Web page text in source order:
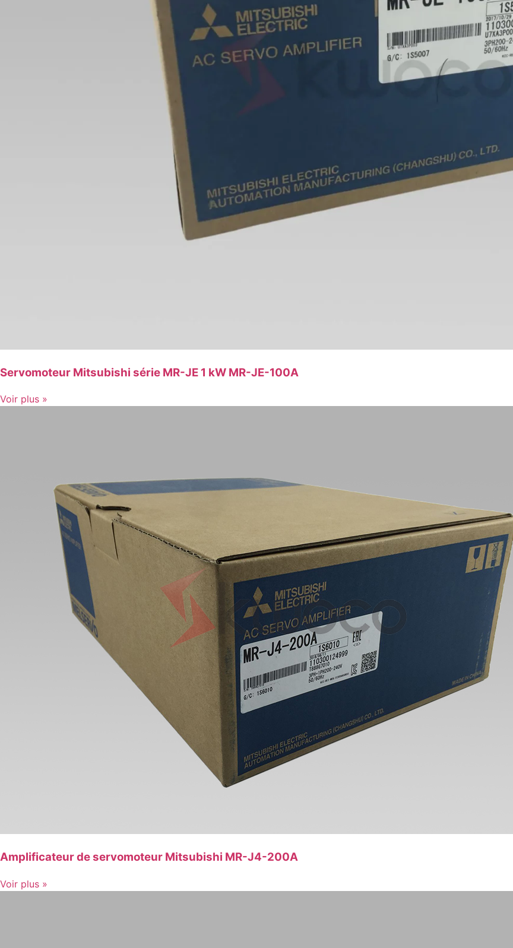
Servomoteur Mitsubishi série MR-JE 1 kW MR-JE-100A
Voir plus »
Amplificateur de servomoteur Mitsubishi MR-J4-200A
Voir plus »